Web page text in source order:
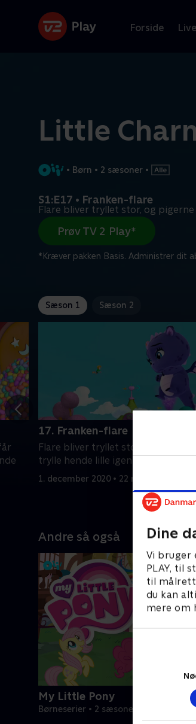
Dine
Vi bruger
PLAY, til
til
du kan
mere om
Forside
Little
• Børn • 2 sæsoner •
S1:E17 • Franken-flare
Flare bliver tryllet stor, og
Prøv TV 2 Play*
*Kræver pakken Basis. Administrer dit
Sæson 1 Sæson 2
17. Franken-flare
Flare bliver tryllet stor, og pigerne
trylle hende lille igen
1. december 2020 • 22 min
Andre så også
My Little Pony
Børneserier • 2 sæsoner